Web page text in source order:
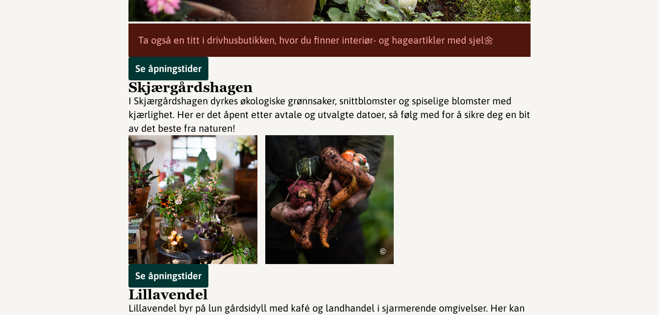
©
Ta også en titt i drivhusbutikken, hvor du finner interiør- og hageartikler med sjel🌼
Se åpningstider
Skjærgårdshagen
I Skjærgårdshagen dyrkes økologiske grønnsaker, snittblomster og spiselige blomster med
kjærlighet. Her er det åpent etter avtale og utvalgte datoer, så følg med for å sikre deg en bit
av det beste fra naturen!
© ©
Se åpningstider
Lillavendel
Lillavendel byr på lun gårdsidyll med kafé og landhandel i sjarmerende omgivelser. Her kan